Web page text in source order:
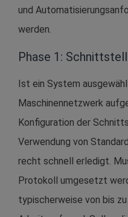
und
werden.
Phase 1:
Ist ein System
Maschinennetzwerk
Konfiguration der
Verwendung von
recht schnell erledigt.
Protokoll umgesetzt
typischerweise von bis